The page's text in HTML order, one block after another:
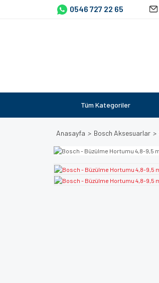
0546 727 22 65
Tüm Kategoriler
Anasayfa Bosch Aksesuarlar